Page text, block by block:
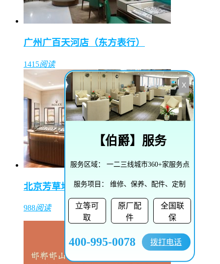
广州广百天河店（东方表行）
1415阅读
北京芳草地购物中心（东方表行）
988阅读
X
【伯爵】服务
服务区域： 一二三线城市360+家服务点
服务项目： 维修、保养、配件、定制
立等可
取
原厂配
件
全国联
保
400-995-0078 拨打电话